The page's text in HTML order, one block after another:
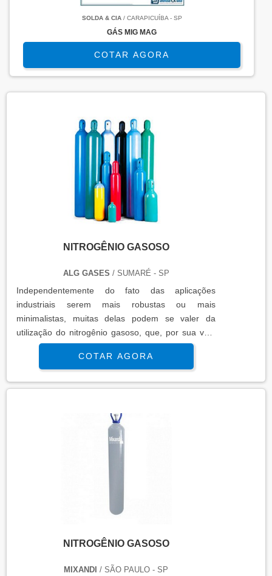
SOLDA & CIA/ CARAPICUÍBA - SP
GÁS MIG MAG
COTAR AGORA
NITROGÊNIO GASOSO
ALG GASES / SUMARÉ - SP
Independentemente do fato das aplicações
industriais serem mais robustas ou mais
minimalistas, muitas delas podem se valer da
utilização do nitrogênio gasoso, que, por sua vez,
representa uma das substâncias mais versáteis e
funcionais a marcarem presença nestas práticas.
Vantagens de contar com o material A nível de
exemplos primeiros, as indústrias químicas são as
como forma de otimizar as reaçõe...
COTAR AGORA
NITROGÊNIO GASOSO
MIXANDI / SÃO PAULO - SP